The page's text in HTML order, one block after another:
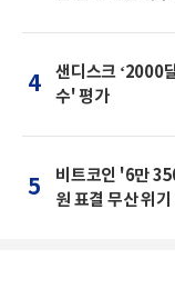
4
샌디스크 ‘2000
수' 평가
5
비트코인 '6만
원 표결 무산 위기